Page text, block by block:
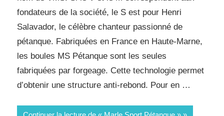
fondateurs de la société, le S est pour Henri
Salavador, le célèbre chanteur passionné de
pétanque. Fabriquées en France en Haute-Marne,
les boules MS Pétanque sont les seules
fabriquées par forgeage. Cette technologie permet
d’obtenir une structure anti-rebond. Pour en …